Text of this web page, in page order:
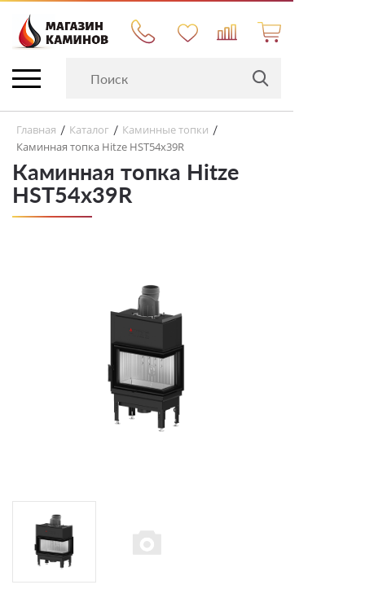
Главная / Каталог / Каминные топки /
Каминная топка Hitze HST54x39R
Каминная топка Hitze
HST54x39R